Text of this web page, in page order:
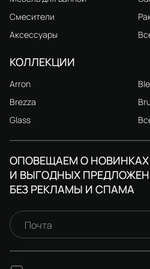
Смесители
Аксессуары
КОЛЛЕКЦИИ
Arron
Brezza
Glass
ОПОВЕЩАЕМ О НОВИНКАХ
И ВЫГОДНЫХ
БЕЗ РЕКЛАМЫ И СПАМА
Почта